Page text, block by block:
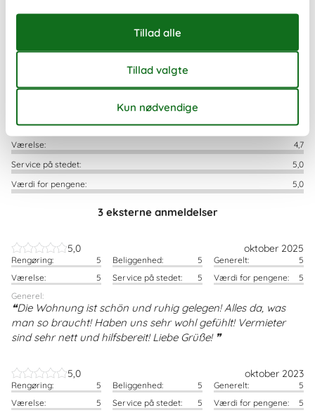
5,0
Rengøring:
5,0
Generelt:
5,0
Værelse:
4,7
Service på stedet:
5,0
Værdi for pengene:
5,0
3 eksterne anmeldelser
5,0 oktober 2025
Rengøring: 5 Beliggenhed: 5 Generelt:
5
Værelse:
5 Service på stedet: 5 Værdi for pengene:
5
Generel:
Die Wohnung ist schön und ruhig gelegen! Alles da, was
man so braucht! Haben uns sehr wohl gefühlt! Vermieter
sind sehr nett und hilfsbereit! Liebe Grüße!
5,0 oktober 2023
Rengøring: 5 Beliggenhed: 5 Generelt:
5
Værelse:
5 Service på stedet: 5 Værdi for pengene:
5